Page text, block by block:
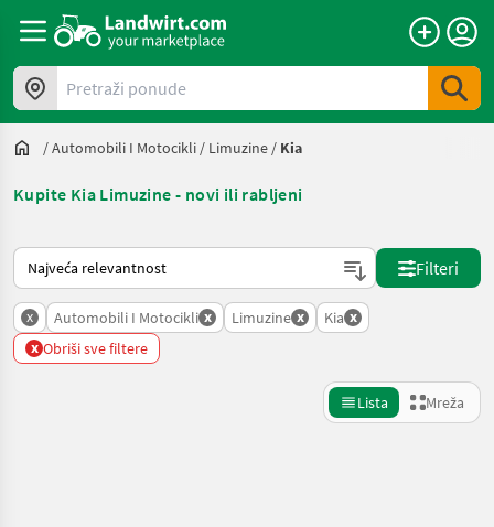
Pretraži ponude
/Automobili I Motocikli / Limuzine / Kia
Kupite Kia Limuzine - novi ili rabljeni
Način na koji sortira Landwirt.com
Filteri
x Automobili I Motocikli x Limuzine x Kia x
x Obriši sve filtere
Lista Mreža